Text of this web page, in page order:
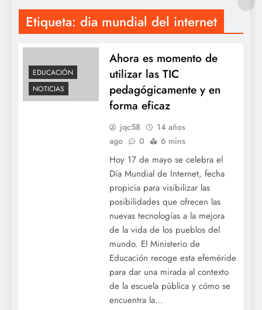
Etiqueta: dia mundial del internet
EDUCACIÓN
NOTICIAS
Ahora es momento de
utilizar las TIC
pedagógicamente y en
forma eficaz
jqc58
14 años
ago
0 6 mins
Hoy 17 de mayo se celebra el
Día Mundial de Internet, fecha
propicia para visibilizar las
posibilidades que ofrecen las
nuevas tecnologías a la mejora
de la vida de los pueblos del
mundo. El Ministerio de
Educación recoge esta efeméride
para dar una mirada al contexto
de la escuela pública y cómo se
encuentra la…